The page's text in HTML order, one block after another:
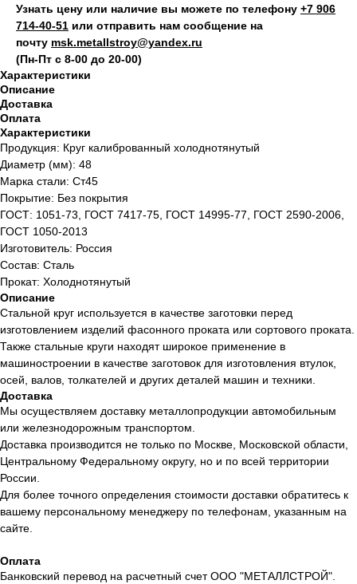
Узнать цену или наличие вы можете по телефону +7 906
714‑40-51 или отправить нам сообщение на
почту msk.metallstroy@yandex.ru
(Пн-Пт с 8-00 до 20-00)
Характеристики
Описание
Доставка
Оплата
Характеристики
Продукция: Круг калиброванный холоднотянутый
Диаметр (мм): 48
Марка стали: Ст45
Покрытие: Без покрытия
ГОСТ: 1051-73, ГОСТ 7417-75, ГОСТ 14995-77, ГОСТ 2590-2006,
ГОСТ 1050-2013
Изготовитель: Россия
Состав: Сталь
Прокат: Холоднотянутый
Описание
Стальной круг используется в качестве заготовки перед
изготовлением изделий фасонного проката или сортового проката.
Также стальные круги находят широкое применение в
машиностроении в качестве заготовок для изготовления втулок,
осей, валов, толкателей и других деталей машин и техники.
Доставка
Мы осуществляем доставку металлопродукции автомобильным
или железнодорожным транспортом.
Доставка производится не только по Москве, Московской области,
Центральному Федеральному округу, но и по всей территории
России.
Для более точного определения стоимости доставки обратитесь к
вашему персональному менеджеру по телефонам, указанным на
сайте.
Оплата
Банковский перевод на расчетный счет ООО "МЕТАЛЛСТРОЙ".